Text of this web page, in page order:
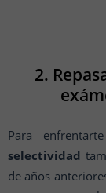
2.
Para
selectividad
de años